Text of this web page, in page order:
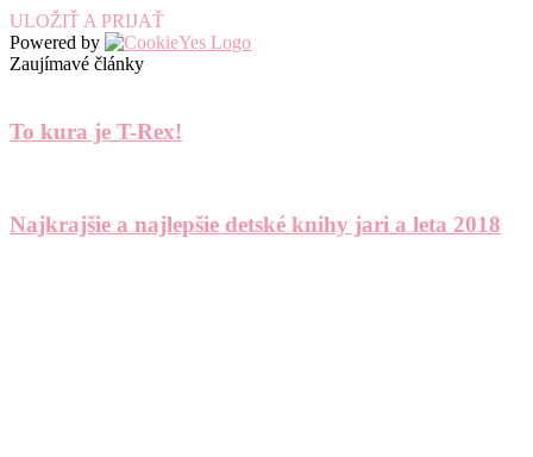
ULOŽIŤ A PRIJAŤ
Powered by
Zaujímavé články
To kura je T-Rex!
Najkrajšie a najlepšie detské knihy jari a leta 2018